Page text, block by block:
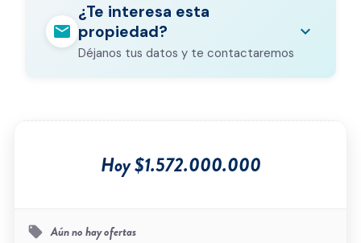
mail
¿Te interesa esta
propiedad?
Déjanos tus datos y te contactaremos
expand_more
Hoy $1.572.000.000
local_offer Aún no hay ofertas